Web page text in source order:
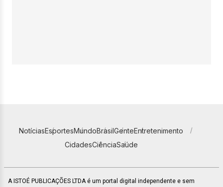
NotíciasEsportesMundoBrasilGenteEntretenimento
CidadesCiênciaSaúde
A ISTOÉ PUBLICAÇÕES LTDA é um portal digital independente e sem